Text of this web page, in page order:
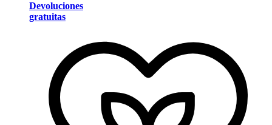
Devoluciones
gratuitas